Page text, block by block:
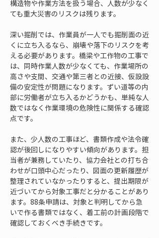
構造物や作業方法を扱う場合、人数が少なく
ても重大災害のリスクは残ります。
深い掘削では、作業員が一人でも掘削面の近
くに立ち入るなら、崩壊や落下のリスクを考
える必要があります。橋梁や工作物の工事で
は、同時作業人数が少なくても、作業場所の
高さや支間、交通や第三者との近接、仮設設
備の安定性が問題になります。ずい道等の内
部に労働者が立ち入るかどうかも、単純な人
数ではなく作業環境の危険性に関係する確認
点です。
また、少人数の工事ほど、書類作成や法令確
認が後回しになりやすい傾向があります。担
当者が兼務していたり、協力会社との打ち合
わせが口頭中心だったり、図面の更新履歴が
整理されていなかったりすると、提出期限が
近づいてから対象工事だと分かることがあり
ます。88条申請は、対象と判明してから急
いで作る書類ではなく、着工前の計画段階で
確認しておくべき手続きです。